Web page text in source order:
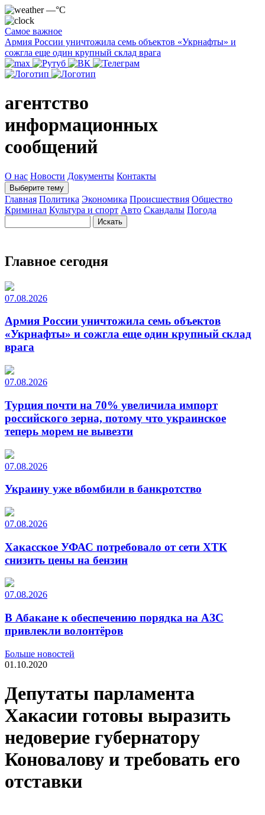
—°C
Самое важное
Армия России уничтожила семь объектов «Укрнафты» и
сожгла еще один крупный склад врага
агентство
информационных
сообщений
О нас Новости Документы Контакты
Выберите тему
Главная Политика Экономика Происшествия Общество
Криминал Культура и спорт Авто Скандалы Погода
Главное сегодня
07.08.2026
Армия России уничтожила семь объектов
«Укрнафты» и сожгла еще один крупный склад
врага
07.08.2026
Турция почти на 70% увеличила импорт
российского зерна, потому что украинское
теперь морем не вывезти
07.08.2026
Украину уже вбомбили в банкротство
07.08.2026
Хакасское УФАС потребовало от сети ХТК
снизить цены на бензин
07.08.2026
В Абакане к обеспечению порядка на АЗС
привлекли волонтёров
Больше новостей
01.10.2020
Депутаты парламента
Хакасии готовы выразить
недоверие губернатору
Коновалову и требовать его
отставки